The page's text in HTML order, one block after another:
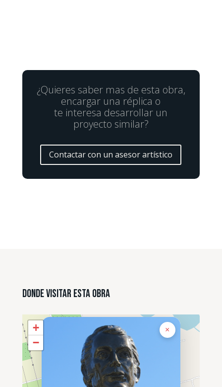
¿Quieres saber mas de esta obra,
encargar una réplica o
te interesa desarrollar un
proyecto similar?
Contactar con un asesor artístico
Donde Visitar esta Obra
×
+
−